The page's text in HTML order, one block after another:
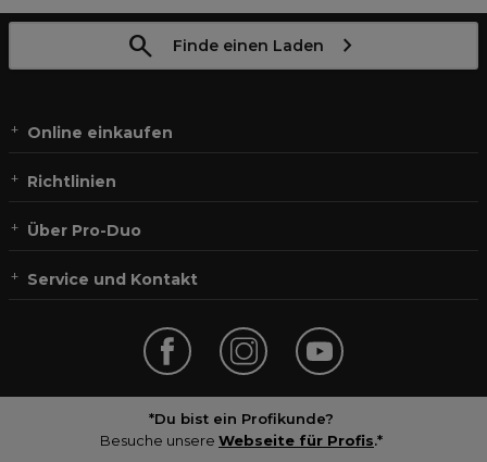
Finde einen Laden
Online einkaufen
Richtlinien
Über Pro-Duo
Service und Kontakt
*Du bist ein Profikunde?
Besuche unsere Webseite für Profis.*